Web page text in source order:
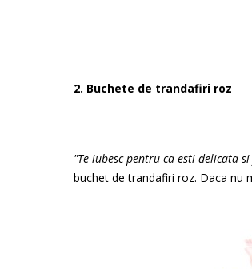
2. Buchete de trandafiri roz
"Te iubesc pentru ca esti delicata
buchet de trandafiri roz. Daca nu